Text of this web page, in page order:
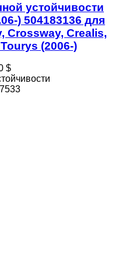
устойчивости
) 504183136 для
Crossway, Crealis,
(2006-)
$